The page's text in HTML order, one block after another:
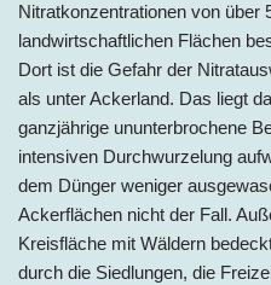
Nitratkonzentrationen von über
landwirtschaftlichen Flächen
Dort ist die Gefahr der
als unter Ackerland. Das liegt
ganzjährige ununterbrochene
intensiven Durchwurzelung
dem Dünger weniger
Ackerflächen nicht der Fall.
Kreisfläche mit Wäldern
durch die Siedlungen, die